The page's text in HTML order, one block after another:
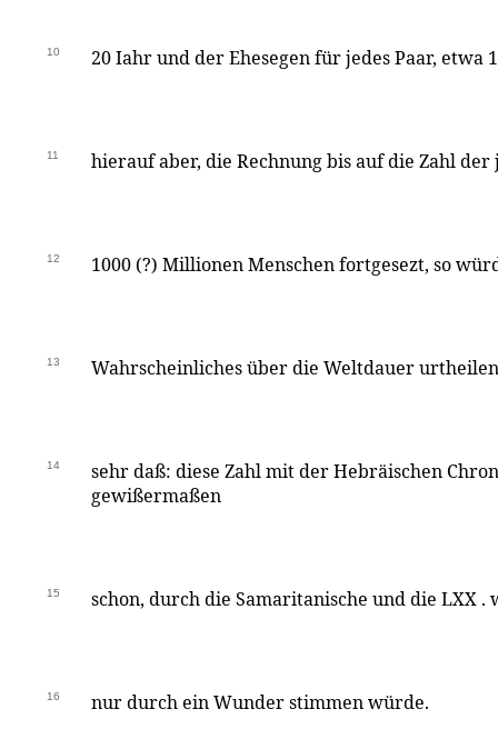
10 20 Iahr und der Ehesegen für jedes Paar, etwa
11 hierauf aber, die Rechnung bis auf die Zahl
12 1000 (?) Millionen Menschen fortgesezt, so
13 Wahrscheinliches über die Weltdauer
14
sehr daß: diese Zahl mit der Hebräischen
gewißermaßen
15 schon, durch die Samaritanische und die LXX
16 nur durch ein Wunder stimmen würde.